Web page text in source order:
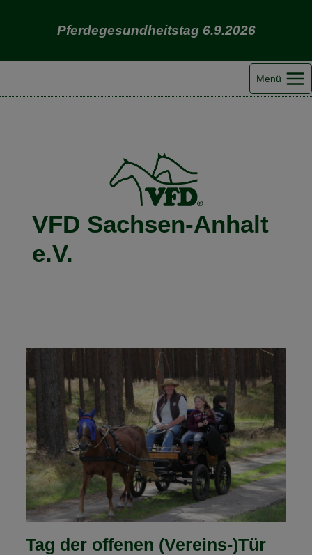
Pferdegesundheitstag 6.9.2026
Menü
VFD Sachsen-Anhalt
e.V.
Tag der offenen (Vereins-)Tür